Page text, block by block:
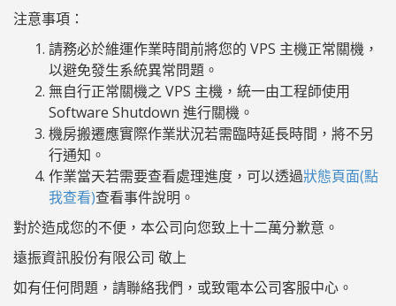
注意事項：
請務必於維運作業時間前將您的 VPS 主機正常關機，
以避免發生系統異常問題。
無自行正常關機之 VPS 主機，統一由工程師使用
Software Shutdown 進行關機。
機房搬遷應實際作業狀況若需臨時延長時間，將不另
行通知。
作業當天若需要查看處理進度，可以透過狀態頁面(點
我查看)查看事件說明。
對於造成您的不便，本公司向您致上十二萬分歉意。
遠振資訊股份有限公司 敬上
如有任何問題，請聯絡我們，或致電本公司客服中心。